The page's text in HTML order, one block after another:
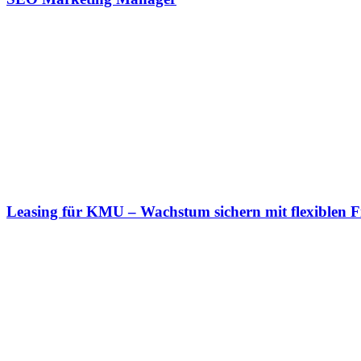
Leasing für KMU – Wachstum sichern mit flexiblen